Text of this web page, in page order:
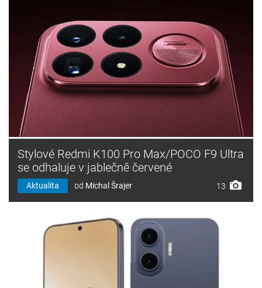
Stylové Redmi K100 Pro Max/POCO F9 Ultra
se odhaluje v jablečně červené
Aktualita od Michal Šrajer 13